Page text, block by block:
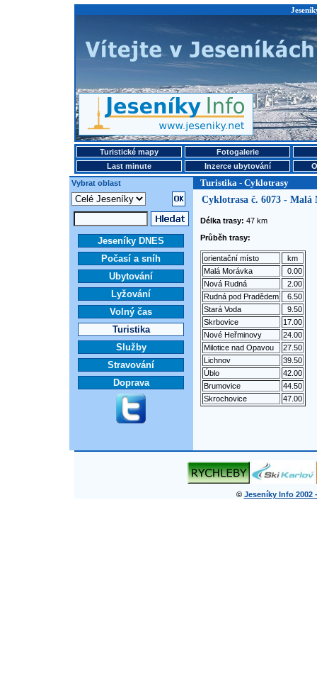
Turistické mapy
Fotogalerie
Last minute
Inzerce ubytování
Vybrat oblast
Turistika - Cyklotrasy
Jeseníky DNES
Počasí a sníh
Ubytování
Lyžování
Volný čas
Turistika
Služby
Stravování
Doprava
Cyklotrasa č. 6073 - Malá
Délka trasy: 47 km
Průběh trasy:
orientační místo
km
Malá Morávka
0.00
Nová Rudná
2.00
Rudná pod Pradědem
6.50
Stará Voda
9.50
Skrbovice
17.00
Nové Heřminovy
24.00
Milotice nad Opavou
27.50
Lichnov
39.50
Úblo
42.00
Brumovice
44.50
Skrochovice
47.00
© Jeseníky Info 2002